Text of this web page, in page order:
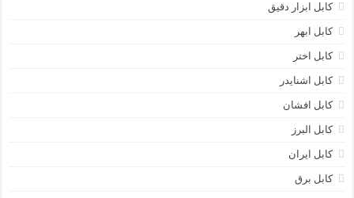
کابل ابزار دقیق
کابل ابهر
کابل اختر
کابل اشنایدر
کابل افشان
کابل البرز
کابل ایران
کابل برق